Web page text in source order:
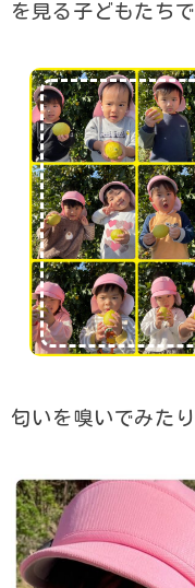
を見る子どもたち
匂いを嗅いでみたり